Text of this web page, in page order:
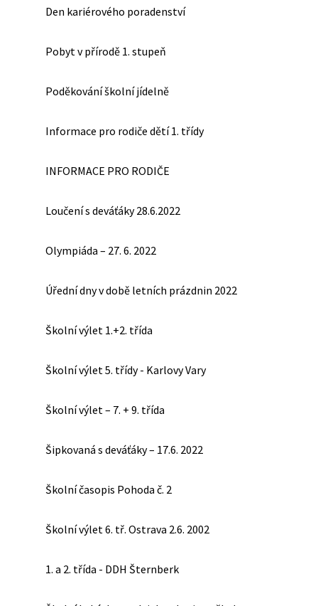
Den kariérového poradenství
Pobyt v přírodě 1. stupeň
Poděkování školní jídelně
Informace pro rodiče dětí 1. třídy
INFORMACE PRO RODIČE
Loučení s deváťáky 28.6.2022
Olympiáda – 27. 6. 2022
Úřední dny v době letních prázdnin 2022
Školní výlet 1.+2. třída
Školní výlet 5. třídy - Karlovy Vary
Školní výlet – 7. + 9. třída
Šipkovaná s deváťáky – 17.6. 2022
Školní časopis Pohoda č. 2
Školní výlet 6. tř. Ostrava 2.6. 2002
1. a 2. třída - DDH Šternberk